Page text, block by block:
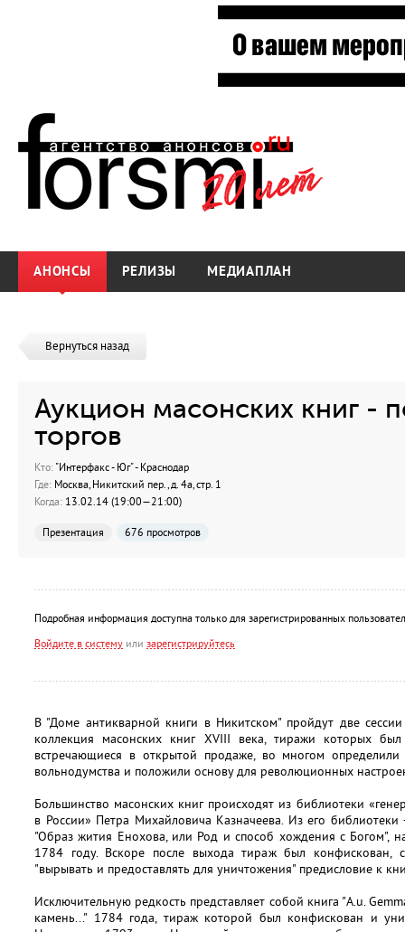
АНОНСЫ РЕЛИЗЫ МЕДИАПЛАН
Вернуться назад
Аукцион масонских книг -
торгов
Кто: "Интерфакс - Юг" - Краснодар
Где: Москва, Никитский пер., д. 4а, стр. 1
Когда: 13.02.14 (19:00—21:00)
Презентация 676 просмотров
Подробная информация доступна только для зарегистрированных
Войдите в систему или зарегистрируйтесь
В "Доме антикварной книги в Никитском" пройдут две
коллекция масонских книг XVIII века, тиражи которых
встречающиеся в открытой продаже, во многом определили
вольнодумства и положили основу для революционных
Большинство масонских книг происходят из библиотеки
в России» Петра Михайловича Казначеева. Из его
"Образ жития Енохова, или Род и способ хождения с Богом",
1784 году. Вскоре после выхода тираж был конфискован,
"вырывать и предоставлять для уничтожения" предисловие к
Исключительную редкость представляет собой книга "A.u.
камень..." 1784 года, тираж которой был конфискован и